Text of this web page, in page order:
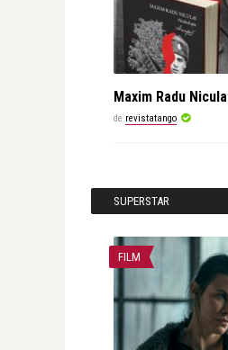
Maxim Radu
de revistatango
SUPERSTAR
FILM